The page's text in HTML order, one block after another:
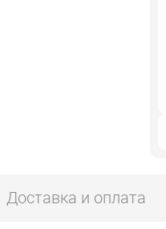
Доставка и оплата